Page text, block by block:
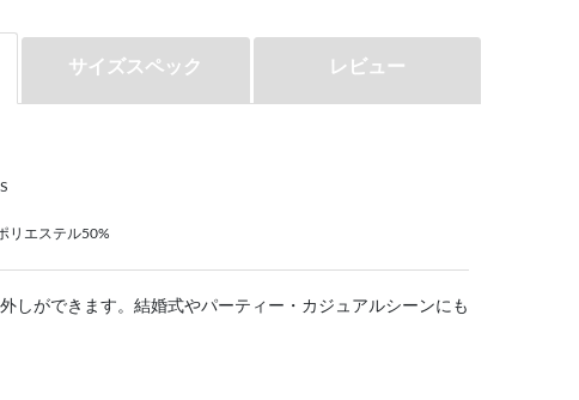
サイズスペック レビュー
リエステル50%
しができます。結婚式やパーティー・カジュアルシーンにも